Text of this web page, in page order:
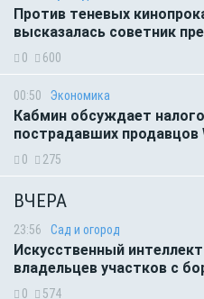
Против теневых
высказалась советник
0 600
00:50 Экономика
Кабмин обсуждает
пострадавших продавцов
0 275
ВЧЕРА
23:56 Сад и огород
Искусственный
владельцев участков с
0 574